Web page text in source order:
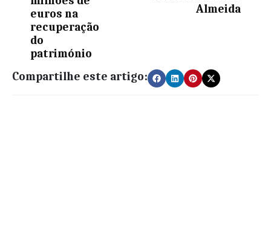
euros na
recuperação
do
património
Almeida
Compartilhe este artigo: